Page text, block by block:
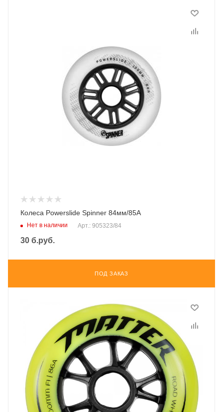
Колеса Powerslide Spinner 84мм/85А
Нет в наличии Арт.: 905323/84
30 б.руб.
ПОД ЗАКАЗ